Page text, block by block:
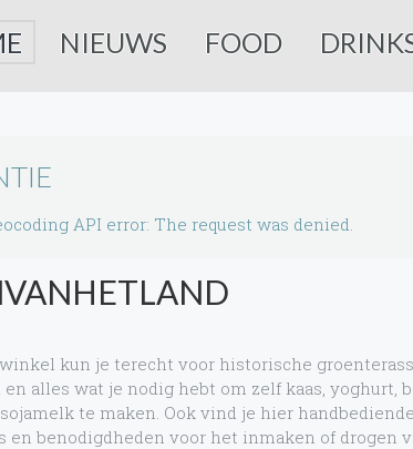
NIEUWS FOOD
API error: The request was denied.
kun je terecht voor historische
en alles wat je nodig hebt om zelf kaas, yoghurt,
te maken. Ook vind je hier handbediende
en benodigdheden voor het inmaken of drogen